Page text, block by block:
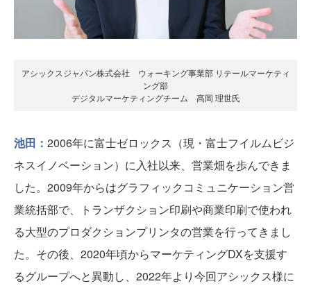
アシックスジャパン株式会社 ウォーキング事業部 リテールマーケティ
ング部
デジタルマーケティングチーム 髙岡 理世氏
池田： 2006年に富士ゼロックス（現・富士フイルムビジ
ネスイノベーション）に入社以来、営業畑を歩んできま
した。2009年からはグラフィックコミュニケーション営
業統括部で、トランザクション印刷や商業印刷で使われ
る大型のプロダクションプリンタの営業を行ってきまし
た。その後、2020年頃からマーケティングDXを支援す
るグループへと異動し、2022年より今回アシックス様に